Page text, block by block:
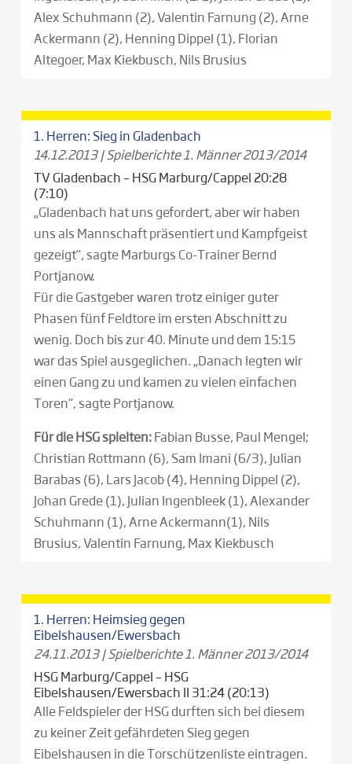
Alex Schuhmann (2), Valentin Farnung (2), Arne
Ackermann (2), Henning Dippel (1), Florian
Altegoer, Max Kiekbusch, Nils Brusius
1. Herren: Sieg in Gladenbach
14.12.2013|Spielberichte 1. Männer 2013/2014
TV Gladenbach – HSG Marburg/Cappel 20:28
(7:10)
„Gladenbach hat uns gefordert, aber wir haben
uns als Mannschaft präsentiert und Kampfgeist
gezeigt“, sagte Marburgs Co-Trainer Bernd
Portjanow.
Für die Gastgeber waren trotz einiger guter
Phasen fünf Feldtore im ersten Abschnitt zu
wenig. Doch bis zur 40. Minute und dem 15:15
war das Spiel ausgeglichen. „Danach legten wir
einen Gang zu und kamen zu vielen einfachen
Toren“, sagte Portjanow.
Für die HSG spielten:Fabian Busse, Paul Mengel;
Christian Rottmann (6), Sam Imani (6/3), Julian
Barabas (6), Lars Jacob (4), Henning Dippel (2),
Johan Grede (1), Julian Ingenbleek (1), Alexander
Schuhmann (1), Arne Ackermann(1), Nils
Brusius, Valentin Farnung, Max Kiekbusch
1. Herren: Heimsieg gegen
Eibelshausen/Ewersbach
24.11.2013|Spielberichte 1. Männer 2013/2014
HSG Marburg/Cappel – HSG
Eibelshausen/Ewersbach II 31:24 (20:13)
Alle Feldspieler der HSG durften sich bei diesem
zu keiner Zeit gefährdeten Sieg gegen
Eibelshausen in die Torschützenliste eintragen.